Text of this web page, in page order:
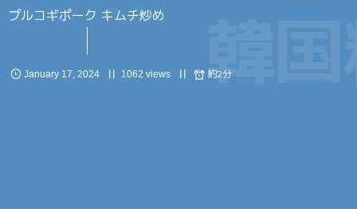
プルコギポーク キムチ炒め
January 17, 2024 1062 views 約2分
韓国